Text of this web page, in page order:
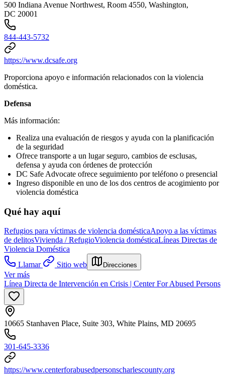
500 Indiana Avenue Northwest, Room 4550, Washington,
DC 20001
844-443-5732
https://www.dcsafe.org
Proporciona apoyo e información relacionados con la violencia
doméstica.
Defensa
Más información:
Realiza una evaluación de riesgos y ayuda con la planificación
de la seguridad
Ofrece transporte a un lugar seguro, cambios de esclusas,
defensa y ayuda con órdenes de protección
DC Safe Advocate ofrece seguimiento por teléfono o presencial
Ingreso disponible en uno de los dos centros de acogimiento por
violencia doméstica
Qué hay aquí
Refugios para víctimas de violencia domésticaApoyo a las víctimas
de delitosVivienda / RefugioViolencia domésticaLíneas Directas de
Violencia Doméstica
Llamar
Sitio web Direcciones
Ver más
Línea Directa de Intervención en Crisis | Center For Abused Persons
10665 Stanhaven Place, Suite 303, White Plains, MD 20695
301-645-3336
https://www.centerforabusedpersonscharlescounty.org